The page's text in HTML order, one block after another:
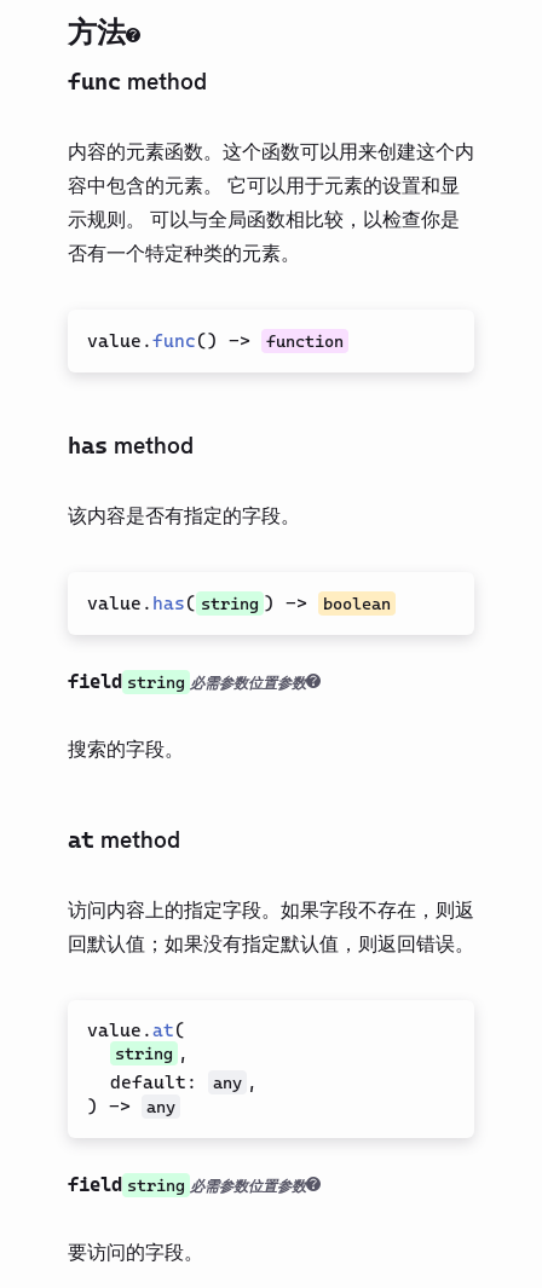
方法
func method
内容的元素函数。这个函数可以用来创建这个内
容中包含的元素。 它可以用于元素的设置和显
示规则。 可以与全局函数相比较，以检查你是
否有一个特定种类的元素。
value.func() -> function
has method
该内容是否有指定的字段。
value. has( string ) -> boolean
field string 必需参数位置参数
搜索的字段。
at method
访问内容上的指定字段。如果字段不存在，则返
回默认值；如果没有指定默认值，则返回错误。
value.at(
string ,
default : any ,
) -> any
field string 必需参数位置参数
要访问的字段。